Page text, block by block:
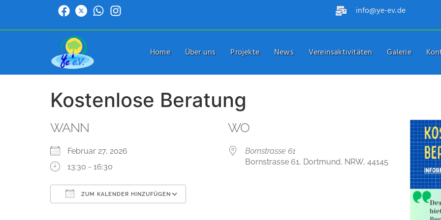
info@ye-ev.de
Home Über uns Projekte News Vereinsaktivitäten Galerie
Kostenlose Beratung
WANN
Februar 27, 2026
13:30 - 16:30
ZUM KALENDER HINZUFÜGEN
WO
Bornstrasse 61
Bornstrasse 61, Dortmund, NRW, 44145